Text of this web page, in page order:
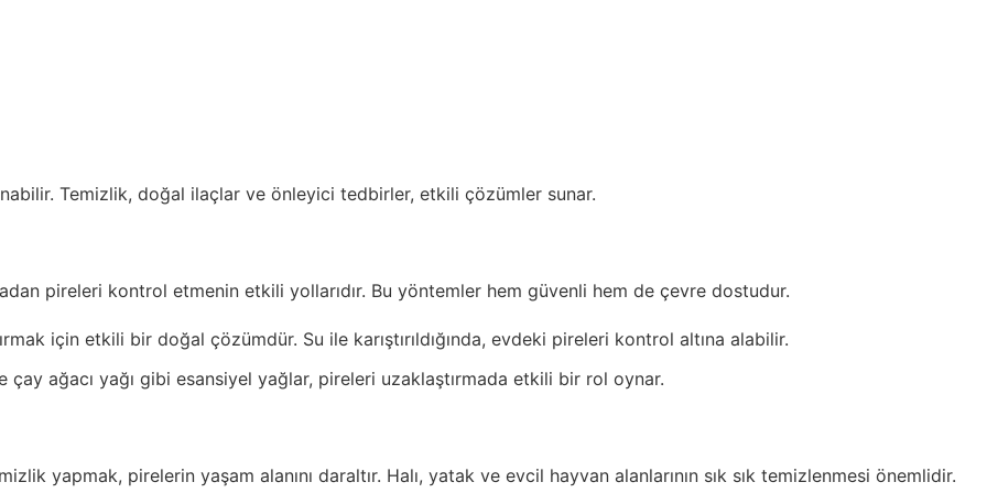
Temizlik, doğal ilaçlar ve önleyici tedbirler, etkili çözümler sunar.
pireleri kontrol etmenin etkili yollarıdır. Bu yöntemler hem güvenli hem de çevre dostudur.
için etkili bir doğal çözümdür. Su ile karıştırıldığında, evdeki pireleri kontrol altına alabilir.
çay ağacı yağı gibi esansiyel yağlar, pireleri uzaklaştırmada etkili bir rol oynar.
yapmak, pirelerin yaşam alanını daraltır. Halı, yatak ve evcil hayvan alanlarının sık sık temizlenmesi önemlidir.